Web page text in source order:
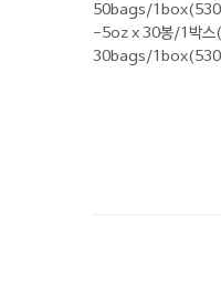
50bags/
-5oz x 30봉/1박
30bags/